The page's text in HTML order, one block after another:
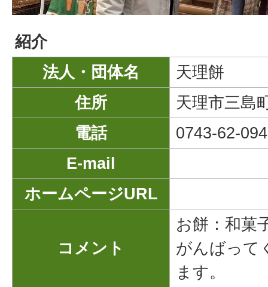
紹介
法人・団体名
天理餅
住所
天理市三島
電話
0743-62-
E-mail
ホームページURL
コメント
お餅：和菓
がんばって
ます。